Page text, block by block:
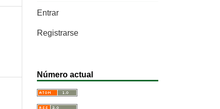
Entrar
Registrarse
Número actual